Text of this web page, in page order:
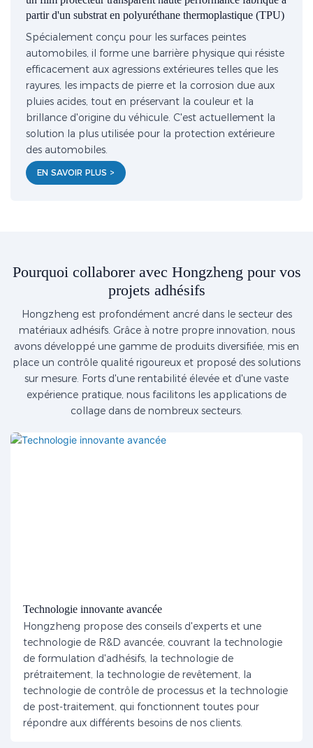
partir d'un substrat en polyuréthane thermoplastique (TPU)
Spécialement conçu pour les surfaces peintes
automobiles, il forme une barrière physique qui résiste
efficacement aux agressions extérieures telles que les
rayures, les impacts de pierre et la corrosion due aux
pluies acides, tout en préservant la couleur et la
brillance d'origine du véhicule. C'est actuellement la
solution la plus utilisée pour la protection extérieure
des automobiles.
EN SAVOIR PLUS >
Pourquoi collaborer avec Hongzheng pour vos
projets adhésifs
Hongzheng est profondément ancré dans le secteur des
matériaux adhésifs. Grâce à notre propre innovation, nous
avons développé une gamme de produits diversifiée, mis en
place un contrôle qualité rigoureux et proposé des solutions
sur mesure. Forts d'une rentabilité élevée et d'une vaste
expérience pratique, nous facilitons les applications de
collage dans de nombreux secteurs.
Technologie innovante avancée
Hongzheng propose des conseils d'experts et une
technologie de R&D avancée, couvrant la technologie
de formulation d'adhésifs, la technologie de
prétraitement, la technologie de revêtement, la
technologie de contrôle de processus et la technologie
de post-traitement, qui fonctionnent toutes pour
répondre aux différents besoins de nos clients.